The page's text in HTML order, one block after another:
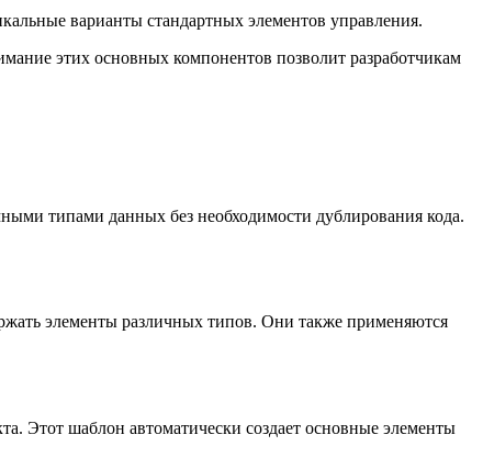
варианты стандартных элементов управления.
этих основных компонентов позволит разработчикам
типами данных без необходимости дублирования кода.
элементы различных типов. Они также применяются
Этот шаблон автоматически создает основные элементы